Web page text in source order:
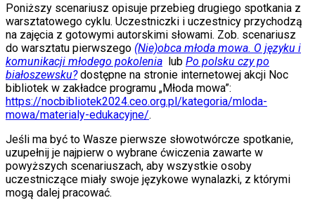
Poniższy scenariusz opisuje przebieg drugiego spotkania z
warsztatowego cyklu. Uczestniczki i uczestnicy przychodzą
na zajęcia z gotowymi autorskimi słowami. Zob. scenariusz
do warsztatu pierwszego (Nie)obca młoda mowa. O języku i
komunikacji młodego pokolenia lub Po polsku czy po
białoszewsku?dostępne na stronie internetowej akcji Noc
bibliotek w zakładce programu „Młoda mowa”:
https://nocbibliotek2024.ceo.org.pl/kategoria/mloda-
mowa/materialy-edukacyjne/.
Jeśli ma być to Wasze pierwsze słowotwórcze spotkanie,
uzupełnij je najpierw o wybrane ćwiczenia zawarte w
powyższych scenariuszach, aby wszystkie osoby
uczestniczące miały swoje językowe wynalazki, z którymi
mogą dalej pracować.